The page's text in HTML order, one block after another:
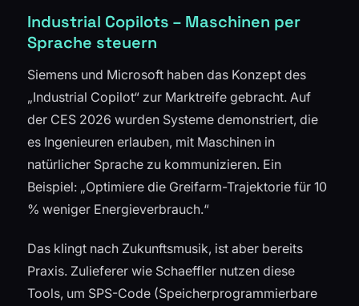
Industrial Copilots – Maschinen per
Sprache steuern
Siemens und Microsoft haben das Konzept des
„Industrial Copilot“ zur Marktreife gebracht. Auf
der CES 2026 wurden Systeme demonstriert, die
es Ingenieuren erlauben, mit Maschinen in
natürlicher Sprache zu kommunizieren. Ein
Beispiel: „Optimiere die Greifarm-Trajektorie für 10
% weniger Energieverbrauch.“
Das klingt nach Zukunftsmusik, ist aber bereits
Praxis. Zulieferer wie Schaeffler nutzen diese
Tools, um SPS-Code (Speicherprogrammierbare